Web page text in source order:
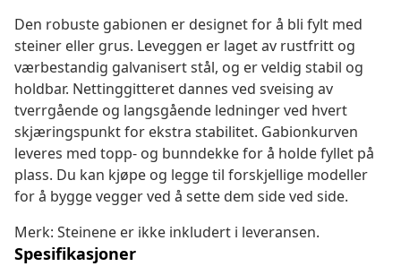
Den robuste gabionen er designet for å bli fylt med
steiner eller grus. Leveggen er laget av rustfritt og
værbestandig galvanisert stål, og er veldig stabil og
holdbar. Nettinggitteret dannes ved sveising av
tverrgående og langsgående ledninger ved hvert
skjæringspunkt for ekstra stabilitet. Gabionkurven
leveres med topp- og bunndekke for å holde fyllet på
plass. Du kan kjøpe og legge til forskjellige modeller
for å bygge vegger ved å sette dem side ved side.
Merk: Steinene er ikke inkludert i leveransen.
Spesifikasjoner